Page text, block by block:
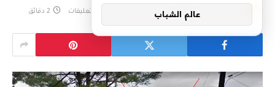
eshrag لا توجد تعليقات 2 دقائق عالم الشباب